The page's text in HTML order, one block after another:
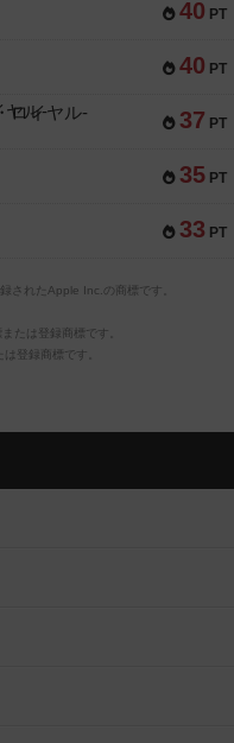
40 PT
40 PT
37 PT
ロイヤル-
35 PT
33 PT
されたApple Inc.の商標です。
たは登録商標です。
登録商標です。